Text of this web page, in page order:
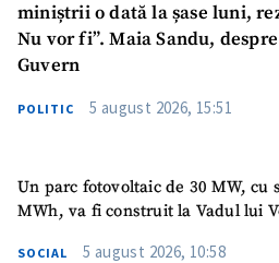
miniștrii o dată la șase luni,
Nu vor fi”. Maia Sandu,
Guvern
POLITIC 5 august 2026, 15:51
Un parc fotovoltaic de 30 MW, cu
MWh, va fi construit la Vadul lui
SOCIAL 5 august 2026, 10:58
Sursă anonimă